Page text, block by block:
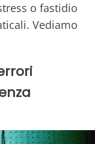
o fastidio
Vediamo